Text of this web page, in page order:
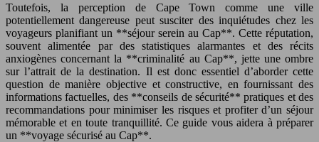
Toutefois, la perception de Cape Town comme une ville
potentiellement dangereuse peut susciter des inquiétudes chez les
voyageurs planifiant un **séjour serein au Cap**. Cette réputation,
souvent alimentée par des statistiques alarmantes et des récits
anxiogènes concernant la **criminalité au Cap**, jette une ombre
sur l’attrait de la destination. Il est donc essentiel d’aborder cette
question de manière objective et constructive, en fournissant des
informations factuelles, des **conseils de sécurité** pratiques et des
recommandations pour minimiser les risques et profiter d’un séjour
mémorable et en toute tranquillité. Ce guide vous aidera à préparer
un **voyage sécurisé au Cap**.